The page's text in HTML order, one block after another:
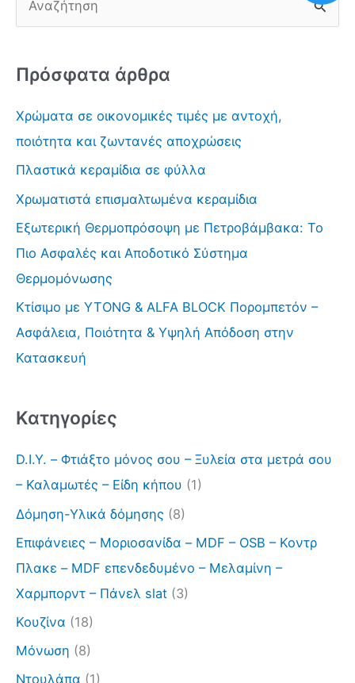
ζ
τ
η
σ
η
γ
ι
α
:
Πρόσφατα άρθρα
Χρώματα σε οικονομικές τιμές με αντοχή,
ποιότητα και ζωντανές αποχρώσεις
Πλαστικά κεραμίδια σε φύλλα
Χρωματιστά επισμαλτωμένα κεραμίδια
Εξωτερική Θερμοπρόσοψη με Πετροβάμβακα: Το
Πιο Ασφαλές και Αποδοτικό Σύστημα
Θερμομόνωσης
Κτίσιμο με YTONG & ALFA BLOCK Πορομπετόν –
Ασφάλεια, Ποιότητα & Υψηλή Απόδοση στην
Κατασκευή
Kατηγορίες
D.I.Y. – Φτιάξτο μόνος σου – Ξυλεία στα μετρά σου
– Καλαμωτές – Είδη κήπου (1)
Δόμηση-Υλικά δόμησης (8)
Επιφάνειες – Μοριοσανίδα – MDF – OSB – Κοντρ
Πλακε – MDF επενδεδυμένο – Μελαμίνη –
Χαρμπορντ – Πάνελ slat (3)
Κουζίνα (18)
Μόνωση (8)
Ντουλάπα (1)